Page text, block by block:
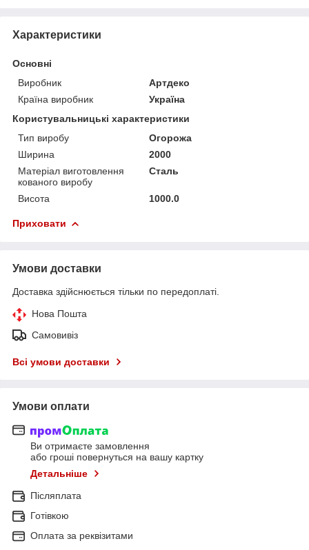
Характеристики
Основні
Виробник
Артдеко
Країна виробник
Україна
Користувальницькі характеристики
Тип виробу
Огорожа
Ширина
2000
Матеріал виготовлення
кованого виробу
Сталь
Висота 1000.0
Приховати
Умови доставки
Доставка здійснюється тільки по передоплаті.
Нова Пошта
Самовивіз
Всі умови доставки
Умови оплати
Ви отримаєте замовлення
або гроші повернуться на вашу картку
Детальніше
Післяплата
Готівкою
Оплата за реквізитами